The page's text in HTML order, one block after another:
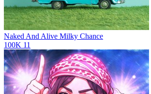
Naked And Alive Milky Chance
100K 11